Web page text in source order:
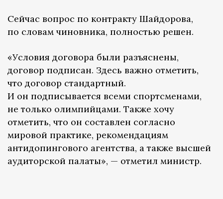
Сейчас вопрос по контракту Шайдорова,
по словам чиновника, полностью решен.
«Условия договора были разъяснены,
договор подписан. Здесь важно отметить,
что договор стандартный.
И он подписывается всеми спортсменами,
не только олимпийцами. Также хочу
отметить, что он составлен согласно
мировой практике, рекомендациям
антидопингового агентства, а также высшей
аудиторской палаты», — отметил министр.